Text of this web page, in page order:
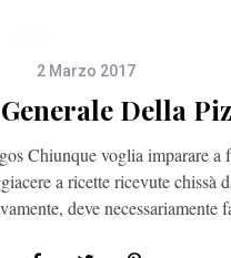
2 Marzo 2017
Della
Chiunque voglia imparare a
a ricette ricevute chissà
deve necessariamente